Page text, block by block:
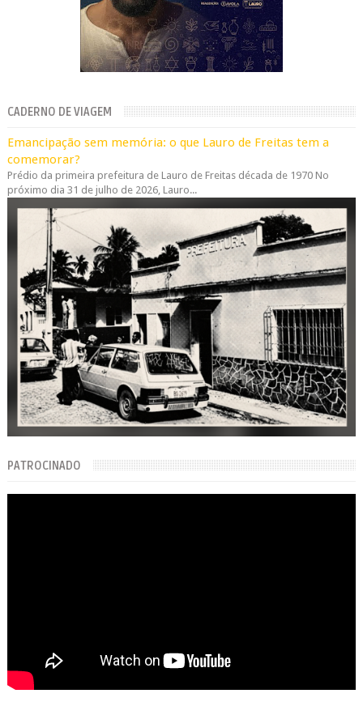
CADERNO DE VIAGEM
Emancipação sem memória: o que Lauro de Freitas tem a
comemorar?
Prédio da primeira prefeitura de Lauro de Freitas década de 1970 No
próximo dia 31 de julho de 2026, Lauro...
PATROCINADO